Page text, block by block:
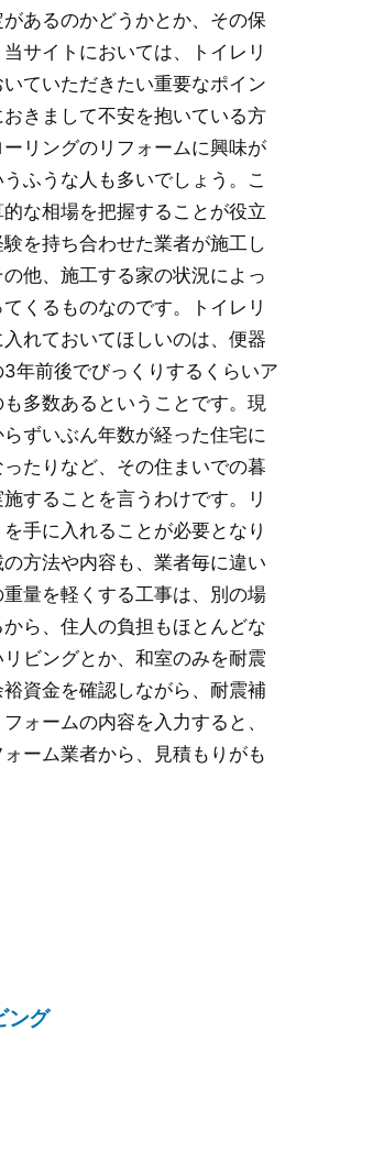
あるのかどうかとか、その保
サイトにおいては、トイレリ
ていただきたい重要なポイン
きまして不安を抱いている方
リングのリフォームに興味が
ふうな人も多いでしょう。こ
な相場を把握することが役立
を持ち合わせた業者が施工し
他、施工する家の状況によっ
くるものなのです。トイレリ
れておいてほしいのは、便器
年前後でびっくりするくらいア
多数あるということです。現
ずいぶん年数が経った住宅に
たりなど、その住まいでの暮
することを言うわけです。リ
手に入れることが必要となり
方法や内容も、業者毎に違い
量を軽くする工事は、別の場
ら、住人の負担もほとんどな
ビングとか、和室のみを耐震
資金を確認しながら、耐震補
ォームの内容を入力すると、
ーム業者から、見積もりがも
ング